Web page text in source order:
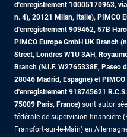
d'enregistrement 10005170963,
n. 4), 20121 Milan, Italie), PIMCO
d'enregistrement 909462, 57B
PIMCO Europe GmbH UK Branch
Street, Londres W1U 3AH,
Branch (N.I.F. W2765338E, Paseo
28046 Madrid, Espagne) et
d'enregistrement 918745621
75009 Paris, France) sont
fédérale de supervision financière
Francfort-sur-le-Main) en